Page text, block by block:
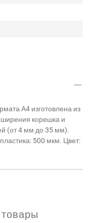
А4 изготовлена из
корешка и
(от 4 мм до 35 мм).
500 мкм. Цвет: